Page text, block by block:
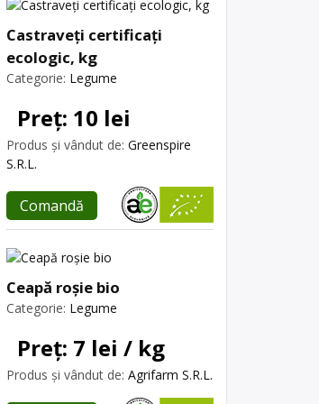
Castraveți certificați
ecologic, kg
Categorie: Legume
Preț: 10 lei
Produs și vândut de: Greenspire
S.R.L.
Comandă
Ceapă roșie bio
Categorie: Legume
Preț: 7 lei / kg
Produs și vândut de: Agrifarm S.R.L.